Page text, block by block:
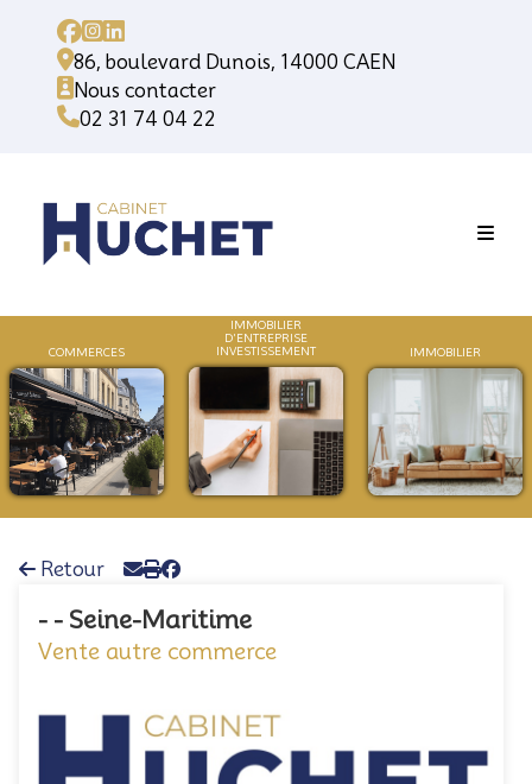
86, boulevard Dunois, 14000 CAEN
Nous contacter
02 31 74 04 22
COMMERCES
IMMOBILIER
D'ENTREPRISE
INVESTISSEMENT
Retour
- - Seine-Maritime
Vente autre commerce